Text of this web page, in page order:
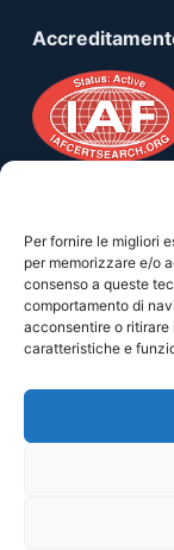
Per fornire le migliori
per memorizzare e/o
consenso a queste
comportamento di
acconsentire o
caratteristiche e
Useful Links
Privacy Policy
Cookies Policy